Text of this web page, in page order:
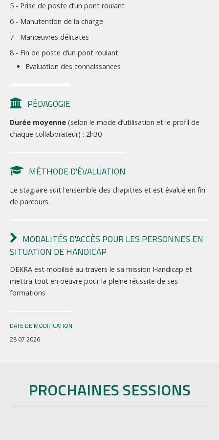
5 - Prise de poste d’un pont roulant
6 - Manutention de la charge
7 - Manœuvres délicates
8 - Fin de poste d’un pont roulant
Evaluation des connaissances
PÉDAGOGIE
Durée moyenne (selon le mode d’utilisation et le profil de
chaque collaborateur) : 2h30
MÉTHODE D'ÉVALUATION
Le stagiaire suit l’ensemble des chapitres et est évalué en fin
de parcours.
MODALITÉS D'ACCÈS POUR LES PERSONNES EN
SITUATION DE HANDICAP
DEKRA est mobilisé au travers le sa mission Handicap et
mettra tout en oeuvre pour la pleine réussite de ses
formations
DATE DE MODIFICATION
28 07 2026
PROCHAINES SESSIONS